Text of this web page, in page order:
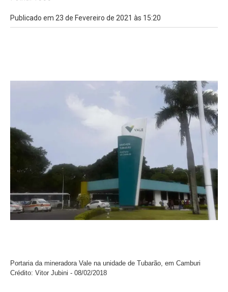
Publicado em 23 de Fevereiro de 2021 às 15:20
Portaria da mineradora Vale na unidade de Tubarão, em Camburi
Crédito: Vitor Jubini - 08/02/2018